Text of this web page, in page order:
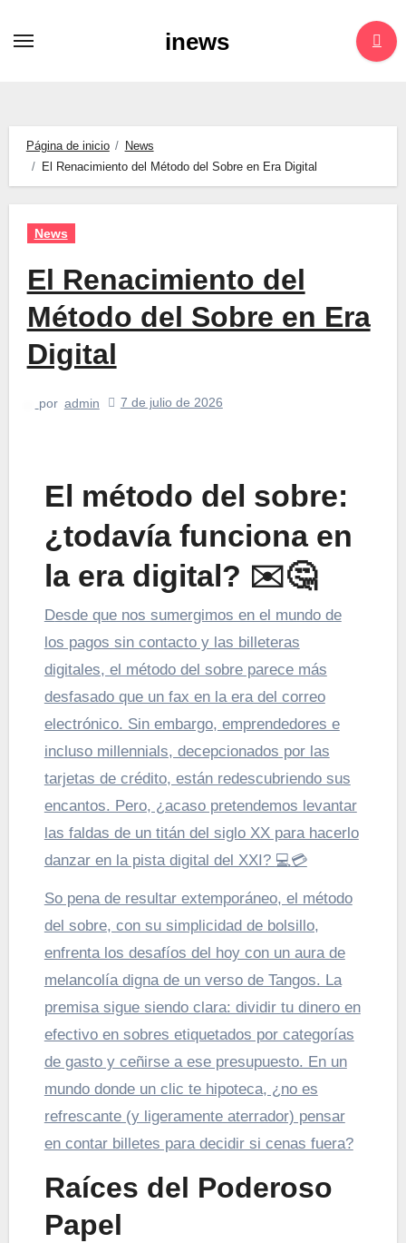
inews
Página de inicio
News
El Renacimiento del Método del Sobre en Era Digital
News
El Renacimiento del
Método del Sobre en Era
Digital
por admin 7 de julio de 2026
El método del sobre:
¿todavía funciona en
la era digital? ✉️🤔
Desde que nos sumergimos en el mundo de
los pagos sin contacto y las billeteras
digitales, el método del sobre parece más
desfasado que un fax en la era del correo
electrónico. Sin embargo, emprendedores e
incluso millennials, decepcionados por las
tarjetas de crédito, están redescubriendo sus
encantos. Pero, ¿acaso pretendemos levantar
las faldas de un titán del siglo XX para hacerlo
danzar en la pista digital del XXI? 💻 💳
So pena de resultar extemporáneo, el método
del sobre, con su simplicidad de bolsillo,
enfrenta los desafíos del hoy con un aura de
melancolía digna de un verso de Tangos. La
premisa sigue siendo clara: dividir tu dinero en
efectivo en sobres etiquetados por categorías
de gasto y ceñirse a ese presupuesto. En un
mundo donde un clic te hipoteca, ¿no es
refrescante (y ligeramente aterrador) pensar
en contar billetes para decidir si cenas fuera?
Raíces del Poderoso
Papel